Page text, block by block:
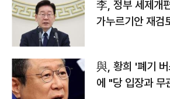
李, 정부 세제개
가누르기안 재검
與, 황희 '폐기
에 "당 입장과